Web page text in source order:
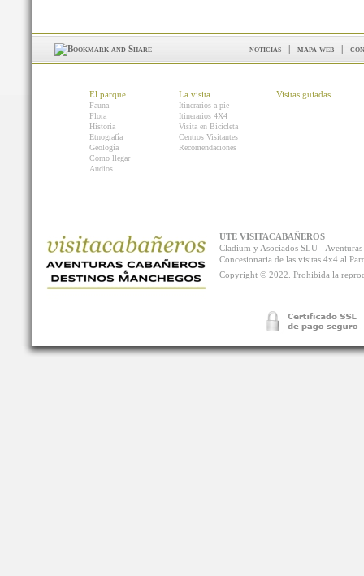
noticias | mapa web |
El parque
Fauna
Flora
Historia
Etnografía
Geología
Como llegar
Audios
La visita
Itinerarios a pie
Itinerarios 4X4
Visita en Bicicleta
Centros Visitantes
Recomendaciones
Visitas guiadas
UTE VISITACABAÑEROS
Cladium y Asociados SLU -
Concesionaria de las visitas 4x4 al
Copyright © 2022. Prohibida la